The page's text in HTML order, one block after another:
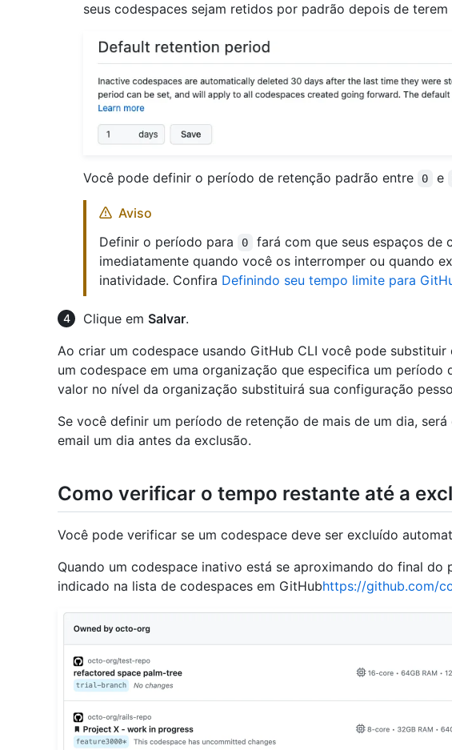
seus codespaces sejam retidos por padrão depois de
Você pode definir o período de retenção padrão entre 0 e
Aviso
Definir o período para
0
fará com que seus espaços de
imediatamente quando você os interromper ou quando
inatividade. Confira Definindo seu tempo limite para
Clique em Salvar.
Ao criar um codespace usando GitHub CLI você pode substituir
um codespace em uma organização que especifica um período
valor no nível da organização substituirá sua configuração
Se você definir um período de retenção de mais de um dia,
email um dia antes da exclusão.
Como verificar o tempo restante até a
Você pode verificar se um codespace deve ser excluído
Quando um codespace inativo está se aproximando do final do
indicado na lista de codespaces em GitHubhttps://github.com/